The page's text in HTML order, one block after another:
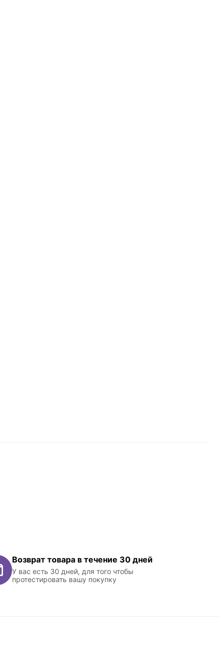
Возврат товара в течение 30 дней
У вас есть 30 дней, для того чтобы
протестировать вашу покупку